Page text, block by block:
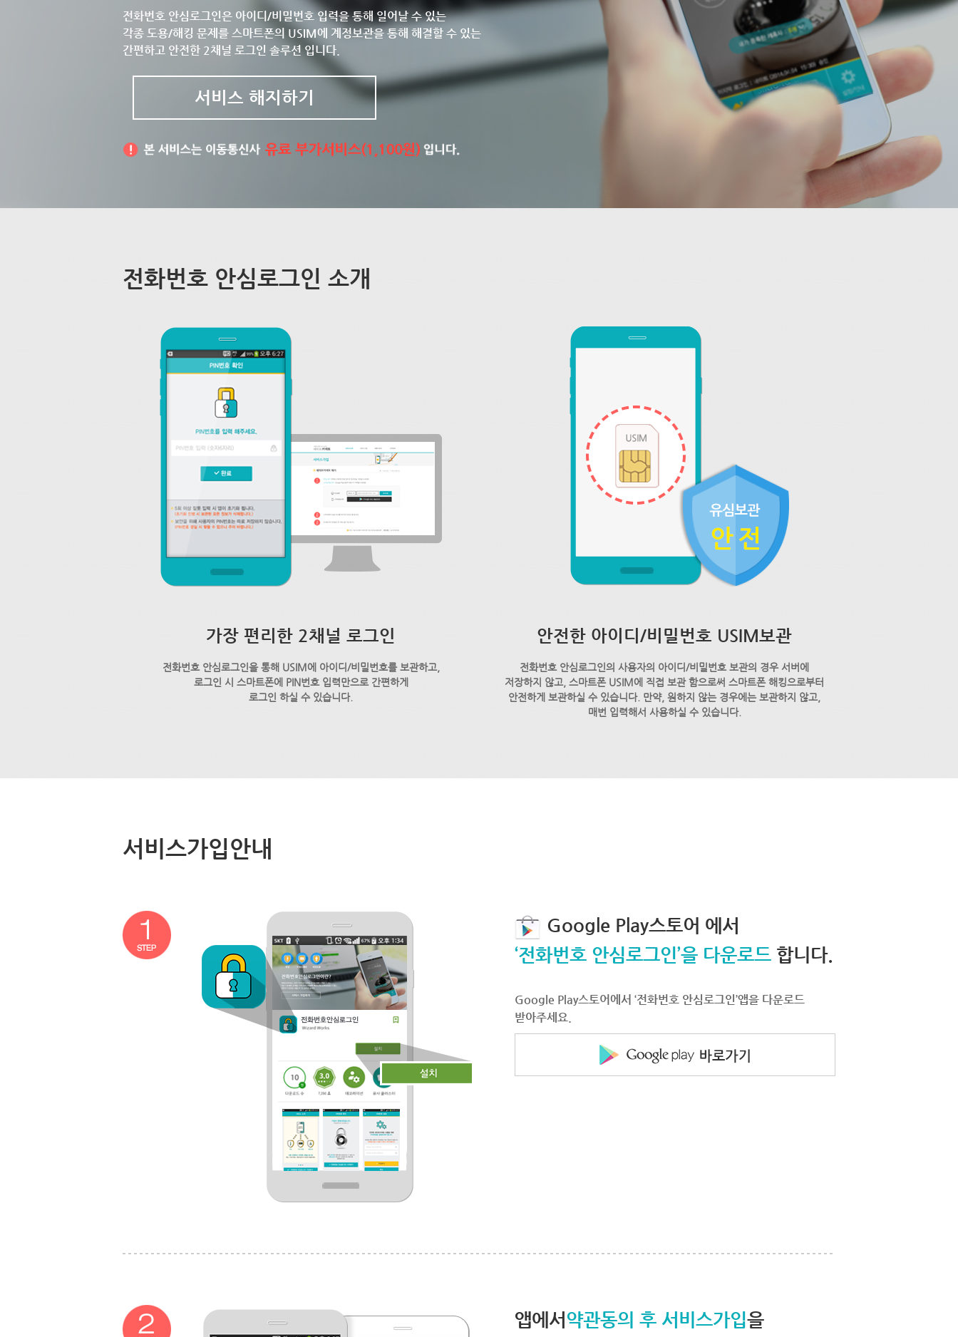
전화번호 안심로그인은 아이디/비밀번호 입력을 통해 일어날 수 있는
각종 도용/해킹 문제를 스마트폰의 USIM에 계정보관을 통해 해결할 수 있는
간편하고 안전한 2채널 로그인 솔루션 입니다.
서비스 해지하기
전화번호 안심로그인 소개
가장 편리한 2채널 로그인
전화번호 안심로그인을 통해 USIM에 아이디/비밀번호를 보관하고,
로그인 시 스마트폰에 PIN번호 입력만으로 간편하게
로그인 하실 수 있습니다.
안전한 아이디/비밀번호 USIM보관
전화번호 안심로그인의 사용자의 아이디/비밀번호 보관의 경우 서버에
저장하지 않고, 스마트폰 USIM에 직접 보관 함으로써 스마트폰 해킹으로부터
안전하게 보관하실 수 있습니다. 만약, 원하지 않는 경우에는 보관하지 않고,
매번 입력해서 사용하실 수 있습니다.
서비스가입안내
Google Play스토어 에서
‘전화번호 안심로그인’을 다운로드 합니다.
Google Play스토어에서 ‘전화번호 안심로그인’앱을 다운로드
받아주세요.
앱에서 약관동의 후 서비스가입을